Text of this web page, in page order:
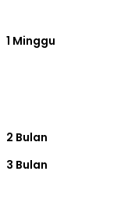
1 Minggu
2 Bulan
3 Bulan